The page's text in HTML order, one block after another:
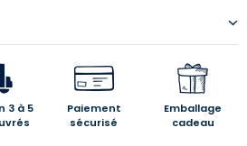
3 à 5
Paiement
sécurisé
Emballage
cadeau